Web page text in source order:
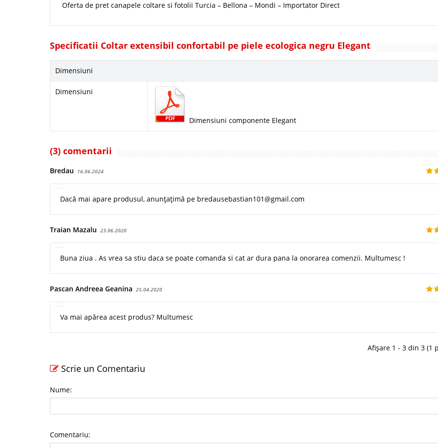
Oferta de pret canapele coltare si fotolii Turcia – Bellona – Mondi – Importator Direct
Specificatii Coltar extensibil confortabil pe piele ecologica negru Elegant
Dimensiuni
Dimensiuni
Dimensiuni componente Elegant
(3) comentarii
Bredau 16.06.2024
Dacă mai apare produsul, anunțațimă pe bredausebastian101@gmail.com
Traian Mazalu 23.06.2020
Buna ziua . As vrea sa stiu daca se poate comanda si cat ar dura pana la onorarea comenzii. Multumesc !
Pascan Andreea Geanina 25.04.2020
Va mai apărea acest produs? Multumesc
Afișare 1 - 3 din 3 (1
Scrie un Comentariu
Nume:
Comentariu: